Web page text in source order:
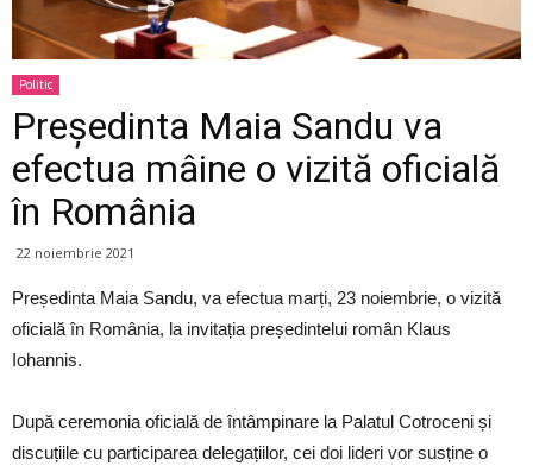
Politic
Președinta Maia Sandu va
efectua mâine o vizită oficială
în România
22 noiembrie 2021
Președinta Maia Sandu, va efectua marți, 23 noiembrie, o vizită
oficială în România, la invitația președintelui român Klaus
Iohannis.
După ceremonia oficială de întâmpinare la Palatul Cotroceni și
discuțiile cu participarea delegațiilor, cei doi lideri vor susține o